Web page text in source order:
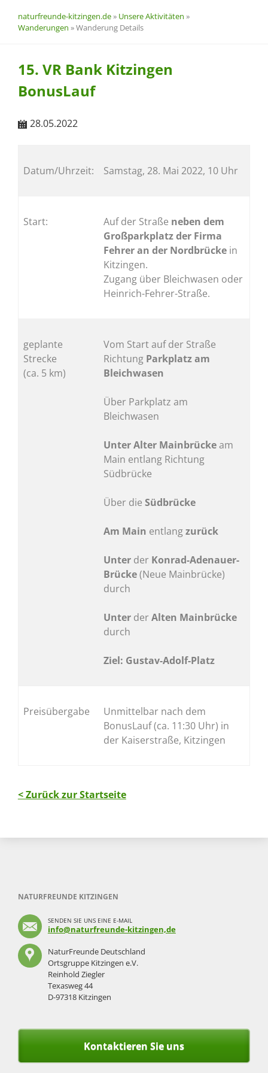
naturfreunde-kitzingen.de» Unsere Aktivitäten »
Wanderungen »Wanderung Details
15. VR Bank Kitzingen
BonusLauf
28.05.2022
Datum/Uhrzeit: Samstag, 28. Mai 2022, 10 Uhr
Start: Auf der Straße neben dem
Großparkplatz der Firma
Fehrer an der Nordbrückein
Kitzingen.
Zugang über Bleichwasen oder
Heinrich-Fehrer-Straße.
geplante
Strecke
(ca. 5 km)
Vom Start auf der Straße
Richtung Parkplatz am
Bleichwasen
Über Parkplatz am
Bleichwasen
Unter Alter Mainbrückeam
Main entlang Richtung
Südbrücke
Über die Südbrücke
Am Main entlangzurück
Unter der Konrad-Adenauer-
Brücke(Neue Mainbrücke)
durch
Unter derAlten Mainbrücke
durch
Ziel: Gustav-Adolf-Platz
Preisübergabe
Unmittelbar nach dem
BonusLauf (ca. 11:30 Uhr) in
der Kaiserstraße, Kitzingen
< Zurück zur Startseite
NATURFREUNDE KITZINGEN
SENDEN SIE UNS EINE E-MAIL
info@naturfreunde-kitzingen,de
NaturFreunde Deutschland
Ortsgruppe Kitzingen e.V.
Reinhold Ziegler
Texasweg 44
D-97318 Kitzingen
Kontaktieren Sie uns